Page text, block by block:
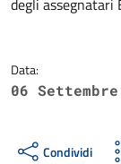
degli assegnatari
Data:
06
Condividi